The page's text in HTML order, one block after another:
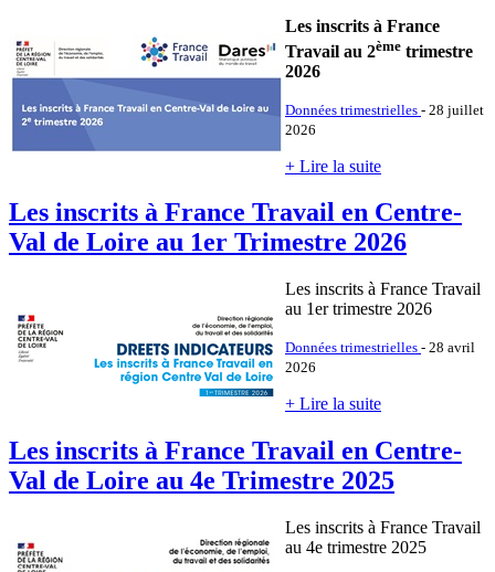
Les inscrits à France
Travail au 2ème trimestre
2026
Données trimestrielles - 28 juillet
2026
+ Lire la suite
Les inscrits à France Travail en Centre-
Val de Loire au 1er Trimestre 2026
Les inscrits à France Travail
au 1er trimestre 2026
Données trimestrielles - 28 avril
2026
+ Lire la suite
Les inscrits à France Travail en Centre-
Val de Loire au 4e Trimestre 2025
Les inscrits à France Travail
au 4e trimestre 2025